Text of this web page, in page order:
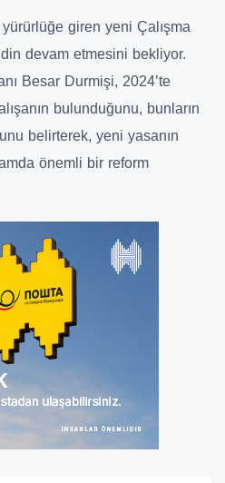
giren yeni Çalışma
devam etmesini bekliyor.
Besar Durmişi, 2024’te
bulunduğunu, bunların
belirterek, yeni yasanın
önemli bir reform